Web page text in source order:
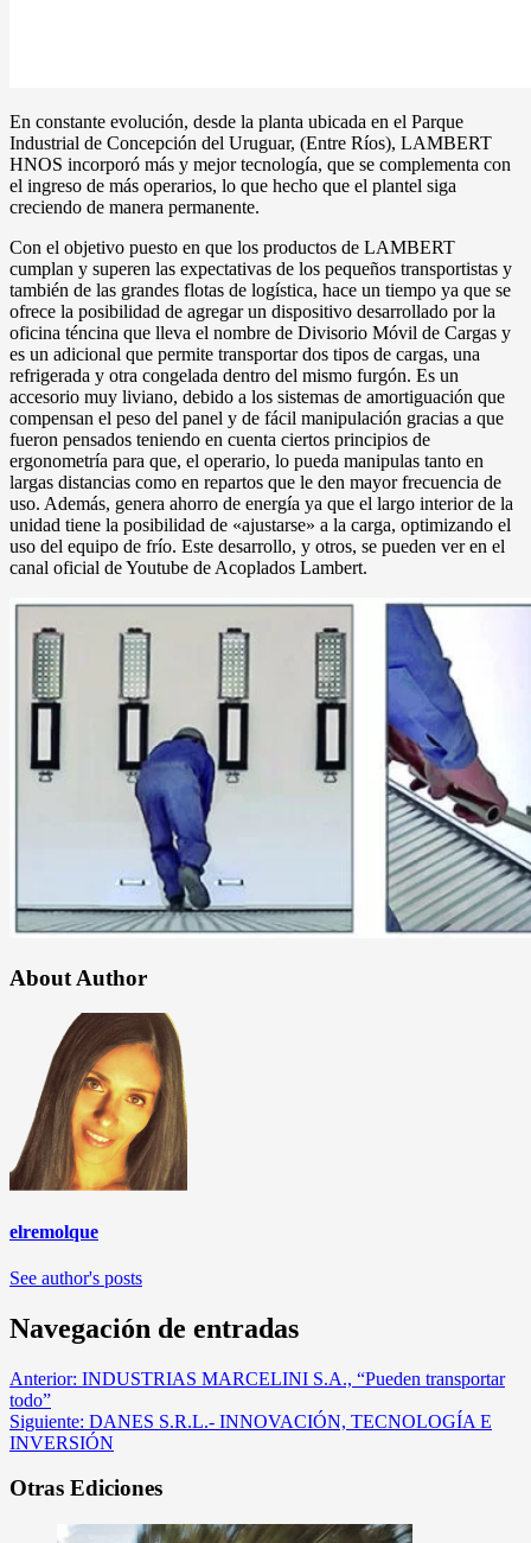
En constante evolución, desde la planta ubicada en el Parque
Industrial de Concepción del Uruguar, (Entre Ríos), LAMBERT
HNOS incorporó más y mejor tecnología, que se complementa con
el ingreso de más operarios, lo que hecho que el plantel siga
creciendo de manera permanente.
Con el objetivo puesto en que los productos de LAMBERT
cumplan y superen las expectativas de los pequeños transportistas y
también de las grandes flotas de logística, hace un tiempo ya que se
ofrece la posibilidad de agregar un dispositivo desarrollado por la
oficina téncina que lleva el nombre de Divisorio Móvil de Cargas y
es un adicional que permite transportar dos tipos de cargas, una
refrigerada y otra congelada dentro del mismo furgón. Es un
accesorio muy liviano, debido a los sistemas de amortiguación que
compensan el peso del panel y de fácil manipulación gracias a que
fueron pensados teniendo en cuenta ciertos principios de
ergonometría para que, el operario, lo pueda manipulas tanto en
largas distancias como en repartos que le den mayor frecuencia de
uso. Además, genera ahorro de energía ya que el largo interior de la
unidad tiene la posibilidad de «ajustarse» a la carga, optimizando el
uso del equipo de frío. Este desarrollo, y otros, se pueden ver en el
canal oficial de Youtube de Acoplados Lambert.
About Author
elremolque
See author's posts
Navegación de entradas
Anterior: INDUSTRIAS MARCELINI S.A., “Pueden transportar
todo”
Siguiente: DANES S.R.L.- INNOVACIÓN, TECNOLOGÍA E
INVERSIÓN
Otras Ediciones